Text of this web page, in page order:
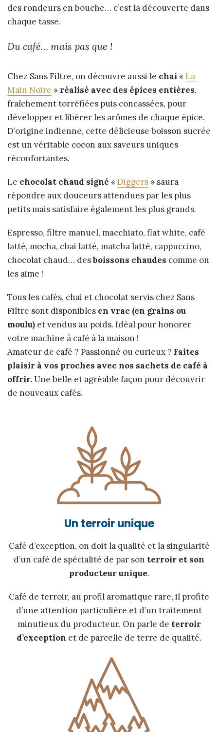
des rondeurs en bouche… c’est la découverte dans
chaque tasse.
Du café… mais pas que !
Chez Sans Filtre, on découvre aussi le chai « La
Main Noire » réalisé avec des épices entières,
fraîchement torréfiées puis concassées, pour
développer et libérer les arômes de chaque épice.
D’origine indienne, cette délicieuse boisson sucrée
est un véritable cocon aux saveurs uniques
réconfortantes.
Le chocolat chaud signé « Diggers » saura
répondre aux douceurs attendues par les plus
petits mais satisfaire également les plus grands.
Espresso, filtre manuel, macchiato, flat white, café
latté, mocha, chai latté, matcha latté, cappuccino,
chocolat chaud… desboissons chaudes comme on
les aime !
Tous les cafés, chai et chocolat servis chez Sans
Filtre sont disponibles en vrac (en grains ou
moulu) et vendus au poids. Idéal pour honorer
votre machine à café à la maison !
Amateur de café ? Passionné ou curieux ? Faites
plaisir à vos proches avec nos sachets de café à
offrir.Une belle et agréable façon pour découvrir
de nouveaux cafés.
Un terroir unique
Café d’exception, on doit la qualité et la singularité
d’un café de spécialité de par son terroir et son
producteur unique.
Café de terroir, au profil aromatique rare, il profite
d’une attention particulière et d’un traitement
minutieux du producteur. On parle de terroir
d’exception et de parcelle de terre de qualité.